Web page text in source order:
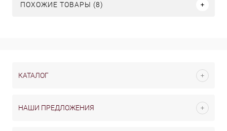
ПОХОЖИЕ ТОВАРЫ (8)
КАТАЛОГ
НАШИ ПРЕДЛОЖЕНИЯ